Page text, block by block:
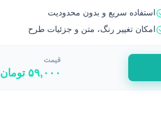
استفاده سریع و بدون محدودیت
امکان تغییر رنگ، متن و جزئیات طرح
قیمت
۵۹,۰۰۰ تومان